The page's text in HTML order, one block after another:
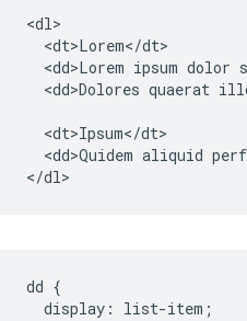
<dl>
  <dt>Lorem</dt>
<dd>Lorem ipsum dolor
<dd>Dolores quaerat
  <dt>Ipsum</dt>
<dd>Quidem aliquid
dd {
display : list-item ;